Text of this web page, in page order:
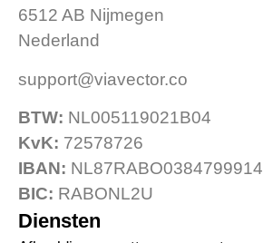
Diensten
6512 AB Nijmegen
Nederland
support@viavector.co
BTW: NL005119021B04
KvK: 72578726
IBAN: NL87RABO0384799914
BIC: RABONL2U